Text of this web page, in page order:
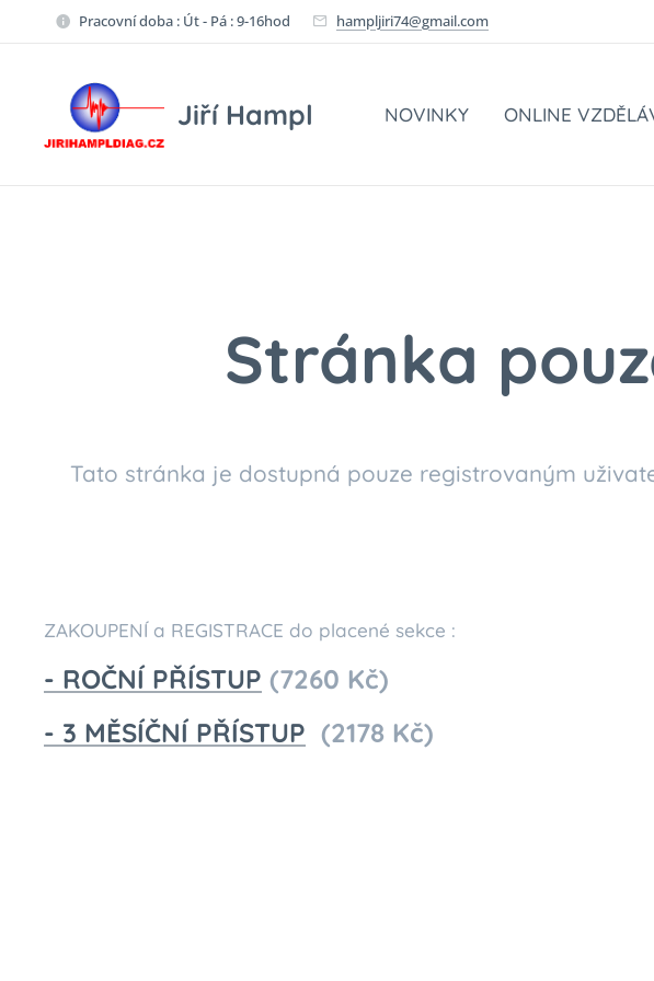
Pracovní doba : Út - Pá : 9-16hod hampljiri74@gmail.com
Jiří Hampl NOVINKY ONLINE
Stránka
Tato stránka je dostupná pouze registrovaným
ZAKOUPENÍ a REGISTRACE do placené sekce :
- ROČNÍ PŘÍSTUP (7260 Kč)
- 3 MĚSÍČNÍ PŘÍSTUP (2178 Kč)